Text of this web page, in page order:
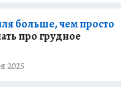
больше, чем просто
про грудное
2025